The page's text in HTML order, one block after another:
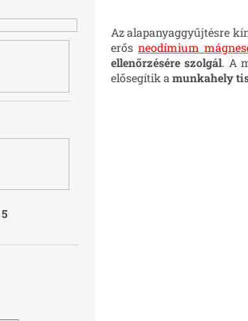
5
Az alapanyaggyűjtésre
erősneodímium
ellenőrzésére szolgál. A
elősegítik a munkahely